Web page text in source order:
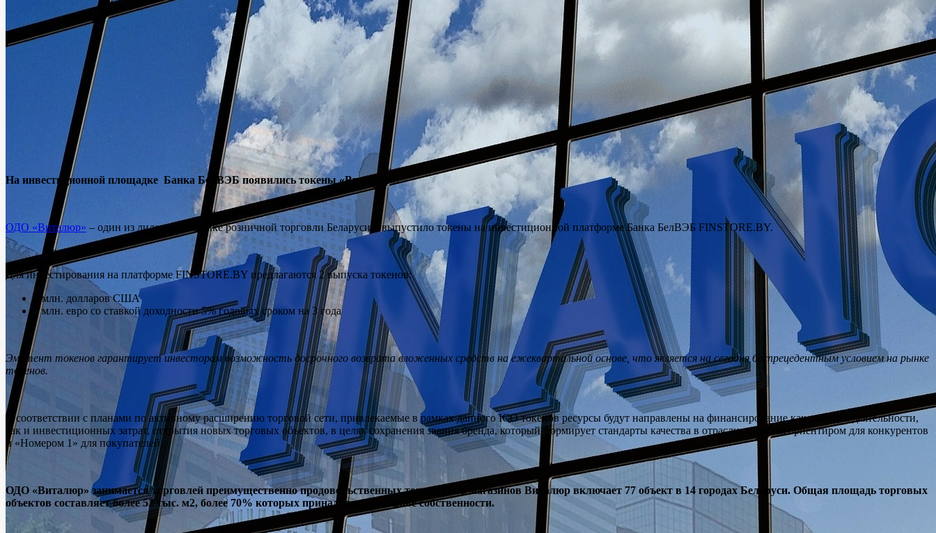
На инвестиционной площадке Банка БелВЭБ появились токены «Виталюр».
ОДО «Виталюр» – один из лидеров на рынке розничной торговли Беларуси – выпустило токены на инвестиционной платформе Банка БелВЭБ FINSTORE.BY.
Для инвестирования на платформе FINSTORE.BY предлагаются 2 выпуска токенов:
3 млн. долларов США
3 млн. евро со ставкой доходности 5% годовых сроком на 3 года
Эмитент токенов гарантирует инвесторам возможность досрочного возврата вложенных средств на ежеквартальной основе, что является на сегодня беспрецедентным условием на рынке
токенов.
В соответствии с планами по активному расширению торговой сети, привлекаемые в рамках данного ICO токенов ресурсы будут направлены на финансирование как текущей деятельности,
так и инвестиционных затрат, открытия новых торговых объектов, в целях сохранения звания бренда, который формирует стандарты качества в отрасли, является ориентиром для конкурентов
и «Номером 1» для покупателей.
ОДО «Виталюр» занимается торговлей преимущественно продовольственных товар. Сеть магазинов Виталюр включает 77 объект в 14 городах Беларуси. Общая площадь торговых
объектов составляет более 52 тыс. м2, более 70% которых принадлежит на праве собственности.